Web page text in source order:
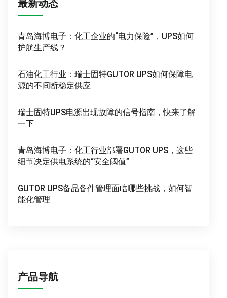
最新动态
青岛海博电子：化工企业的“电力保险”，UPS如何
护航生产线？
石油化工行业：瑞士固特GUTOR UPS如何保障电
源的不间断稳定供应
瑞士固特UPS电源出现故障的信号指南，快来了解
一下
青岛海博电子：化工行业部署GUTOR UPS，这些
细节决定供电系统的“安全阈值”
GUTOR UPS备品备件管理面临哪些挑战，如何智
能化管理
产品导航